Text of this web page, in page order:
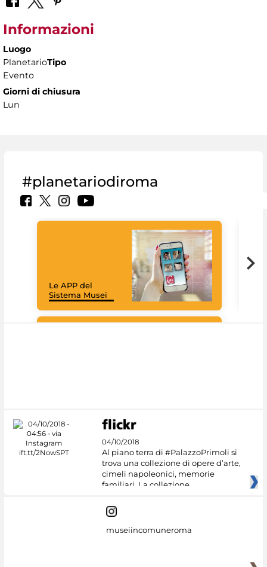
Informazioni
Luogo
PlanetarioTipo
Evento
Giorni di chiusura
Lun
#planetariodiroma
Le APP del
Sistema Musei
04/10/2018
Al piano terra di #PalazzoPrimoli si
trova una collezione di opere d’arte,
cimeli napoleonici, memorie
familiari. La collezione
museiincomuneroma